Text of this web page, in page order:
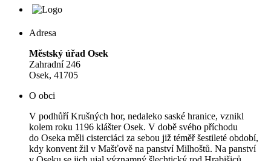
Adresa
Městský úřad Osek
Zahradní 246
Osek, 41705
O obci
V podhůří Krušných hor, nedaleko saské hranice, vznikl
kolem roku 1196 klášter Osek. V době svého příchodu
do Oseka měli cisterciáci za sebou již téměř šestileté období,
kdy konvent žil v Mašťově na panství Milhoštů. Na panství